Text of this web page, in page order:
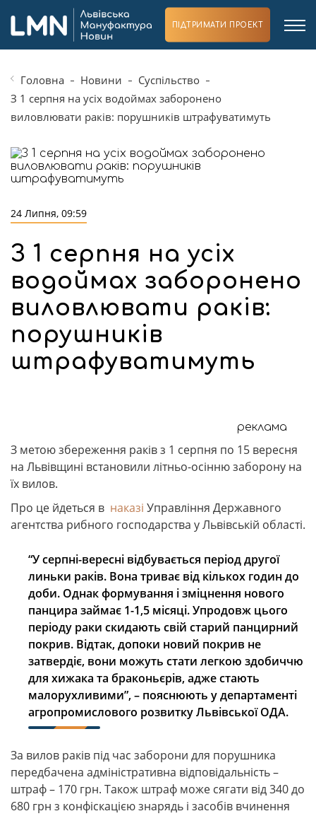
ПІДТРИМАТИ ПРОЕКТ
Головна Новини
Суспільство
З 1 серпня на усіх водоймах заборонено
виловлювати раків: порушників штрафуватимуть
24 Липня, 09:59
З 1 серпня на усіх
водоймах заборонено
виловлювати раків:
порушників
штрафуватимуть
реклама
З метою збереження раків з 1 серпня по 15 вересня
на Львівщині встановили літньо-осінню заборону на
їх вилов.
Про це йдеться в наказі Управління Державного
агентства рибного господарства у Львівській області.
“У серпні-вересні відбувається період другої
линьки раків. Вона триває від кількох годин до
доби. Однак формування і зміцнення нового
панцира займає 1-1,5 місяці. Упродовж цього
періоду раки скидають свій старий панцирний
покрив. Відтак, допоки новий покрив не
затвердіє, вони можуть стати легкою здобиччю
для хижака та браконьєрів, адже стають
малорухливими”, – пояснюють у департаменті
агропромислового розвитку Львівської ОДА.
За вилов раків під час заборони для порушника
передбачена адміністративна відповідальність –
штраф – 170 грн. Також штраф може сягати від 340 до
680 грн з конфіскацією знарядь і засобів вчинення